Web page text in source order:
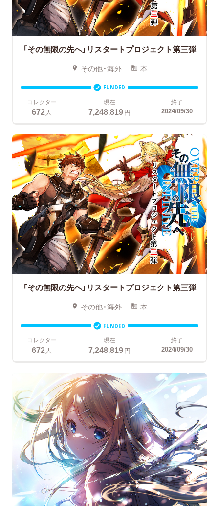
「その無限の先へ」リスタートプロジェクト第三弾
その他・海外 本
FUNDED
コレクター
672 人
現在
7,248,819円
終了
2024/09/30
「その無限の先へ」リスタートプロジェクト第三弾
その他・海外 本
FUNDED
コレクター
672人
現在
7,248,819円
終了
2024/09/30